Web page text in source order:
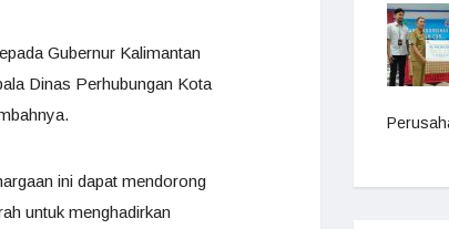
Gubernur Kalimantan
Dinas Perhubungan Kota
ini dapat mendorong
untuk menghadirkan